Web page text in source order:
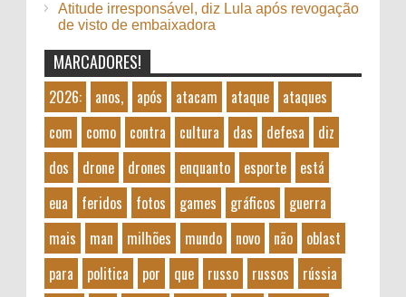
Atitude irresponsável, diz Lula após revogação
de visto de embaixadora
MARCADORES!
2026: anos, após atacam ataque
ataques
com
como contra cultura das defesa
diz
dos
drone drones enquanto esporte
está
eua
feridos fotos games gráficos
guerra
mais
man milhões mundo novo não
oblast
para
politica por que russo russos
rússia